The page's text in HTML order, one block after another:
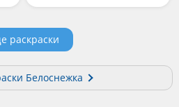
раскраски
Белоснежка